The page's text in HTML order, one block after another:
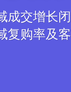
成交增长
复购率及